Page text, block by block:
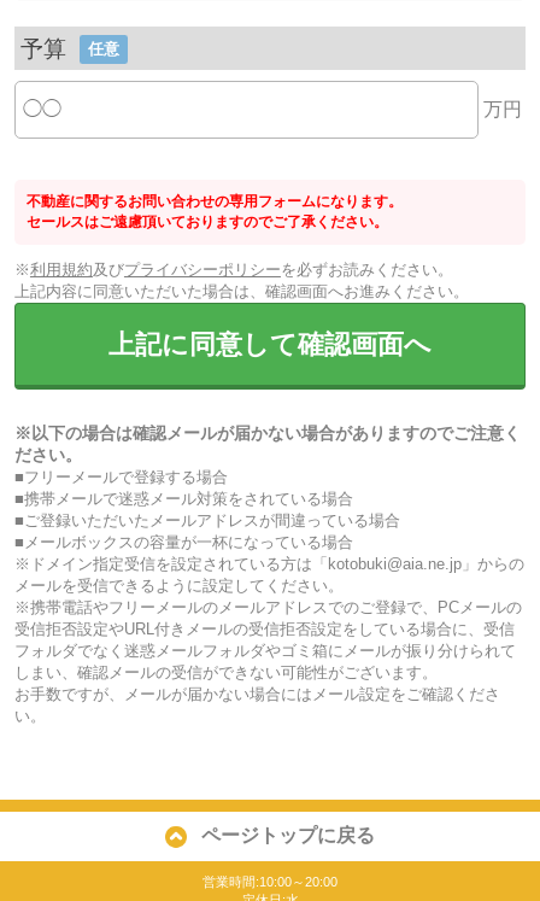
予算 任意
万円
不動産に関するお問い合わせの専用フォームになります。
セールスはご遠慮頂いておりますのでご了承ください。
※利用規約及びプライバシーポリシーを必ずお読みください。
上記内容に同意いただいた場合は、確認画面へお進みください。
上記に同意して確認画面へ
※以下の場合は確認メールが届かない場合がありますのでご注意く
ださい。
■フリーメールで登録する場合
■携帯メールで迷惑メール対策をされている場合
■ご登録いただいたメールアドレスが間違っている場合
■メールボックスの容量が一杯になっている場合
※ドメイン指定受信を設定されている方は「kotobuki@aia.ne.jp」からの
メールを受信できるように設定してください。
※携帯電話やフリーメールのメールアドレスでのご登録で、PCメールの
受信拒否設定やURL付きメールの受信拒否設定をしている場合に、受信
フォルダでなく迷惑メールフォルダやゴミ箱にメールが振り分けられて
しまい、確認メールの受信ができない可能性がございます。
お手数ですが、メールが届かない場合にはメール設定をご確認くださ
い。
ページトップに戻る
営業時間:10:00～20:00